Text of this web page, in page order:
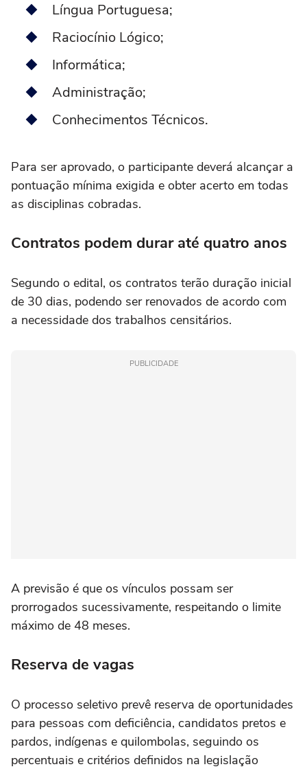
Língua Portuguesa;
Raciocínio Lógico;
Informática;
Administração;
Conhecimentos Técnicos.
Para ser aprovado, o participante deverá alcançar a
pontuação mínima exigida e obter acerto em todas
as disciplinas cobradas.
Contratos podem durar até quatro anos
Segundo o edital, os contratos terão duração inicial
de 30 dias, podendo ser renovados de acordo com
a necessidade dos trabalhos censitários.
PUBLICIDADE
A previsão é que os vínculos possam ser
prorrogados sucessivamente, respeitando o limite
máximo de 48 meses.
Reserva de vagas
O processo seletivo prevê reserva de oportunidades
para pessoas com deficiência, candidatos pretos e
pardos, indígenas e quilombolas, seguindo os
percentuais e critérios definidos na legislação